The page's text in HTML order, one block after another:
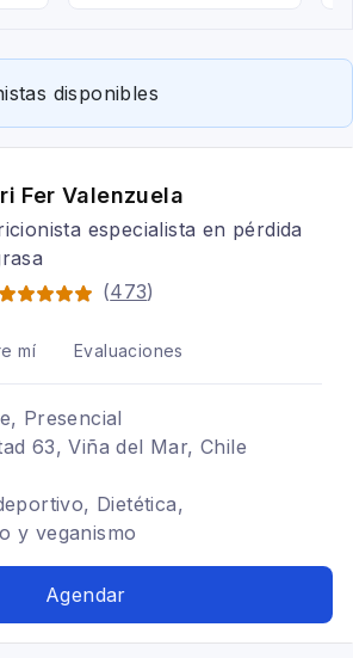
disponibles
Fer Valenzuela
especialista en pérdida
(473)
mí Evaluaciones
Presencial
63, Viña del Mar, Chile
Dietética,
y veganismo
Agendar